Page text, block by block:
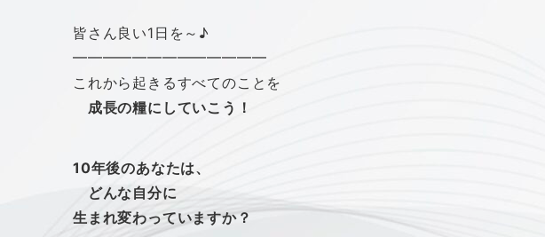
皆さん良い1日を～♪
━━━━━━━━━━━━━
これから起きるすべてのことを
成長の糧にしていこう！
10年後のあなたは、
どんな自分に
生まれ変わっていますか？